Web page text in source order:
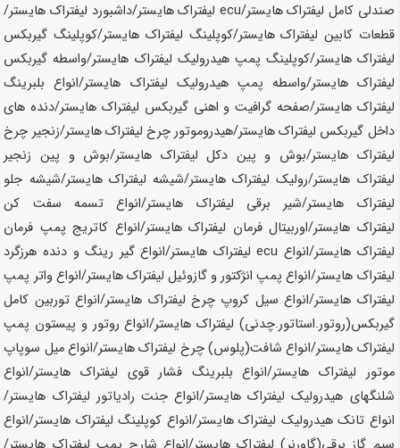
صندلی کامل لیفتراکهایستر/ecu لیفتراک هایستر/داشبورد لیفتراکهایستر/
قطعات کابین لیفتراکهایستر/کوپلینگ لیفتراک هایستر/کوپلینگ گیربکس
لیفتراک هایستر/کوپلینگ پمپ هیدرولیک لیفتراک هایستر/واسطه گیربکس
لیفتراک هایستر/واسطه پمپ هیدرولیک لیفتراک هایستر/انواع بلبرینگ
لیفتراک هایستر/صفحه گرافیت و اهنی گیربکس لیفتراک هایستر/دنده های
داخل گیربکس لیفتراکهایستر/هیدروموتور چرخ لیفتراکهایستر/زنجیر چرخ
لیفتراک هایستر/بوش و پین دکل لیفتراک هایستر/بوش و پین زنجیر
لیفتراک هایستر/رولیک لیفتراکهایستر/شیشه لیفتراک هایستر/شیشه جلو
لیفتراک هایستر/شیر برقی لیفتراک هایستر/انواع تسمه سفت کن
لیفتراک هایستر/اوربیتال فرمان لیفتراکهایستر/انواع کاتریج پمپ فرمان
لیفتراک هایستر/انواع ecu لیفتراک هایستر/انواع گیر رینگ و دنده هرزگرد
لیفتراک هایستر/انواع پمپ انژکتور و گازوئیل لیفتراکهایستر/انواع واتر پمپ
لیفتراک هایستر/انواع سیل کروپ چرخ لیفتراک هایستر/انواع توربین کامل
گیربکس(روتور.استاتور.چدنی) لیفتراک هایستر/انواع روتور و پیستون پمپ
لیفتراک هایستر/انواع شافت(پلوس) چرخ لیفتراکهایستر/انواع میل سوپاپ
موتور لیفتراک هایستر/انواع بلبرینگ فشار قوی لیفتراکهایستر/انواع
شلنگهای هیدرولیک لیفتراکهایستر/انواع جنت رادیاتور لیفتراک هایستر/
انواع تانک هیدرولیک لیفتراکهایستر/انواع کوپلینگ لیفتراک هایستر/انواع